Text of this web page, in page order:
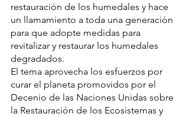
restauración de los humedales y hace
un llamamiento a toda una generación
para que adopte medidas para
revitalizar y restaurar los humedales
degradados.
El tema aprovecha los esfuerzos por
curar el planeta promovidos por el
Decenio de las Naciones Unidas sobre
la Restauración de los Ecosistemas y